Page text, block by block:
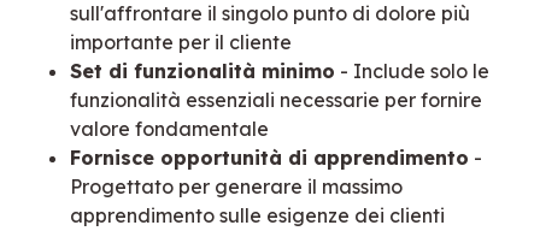
sull'affrontare il singolo punto di dolore più
importante per il cliente
Set di funzionalità minimo - Include solo le
funzionalità essenziali necessarie per fornire
valore fondamentale
Fornisce opportunità di apprendimento -
Progettato per generare il massimo
apprendimento sulle esigenze dei clienti